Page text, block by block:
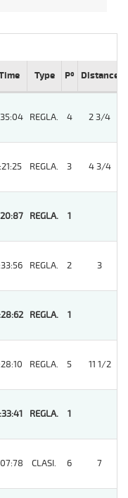
Type Pº Distance
REGLA. 4 2 3/4
REGLA. 3 4 3/4
REGLA. 1
REGLA. 2 3
REGLA. 1
REGLA. 5 11 1/2
REGLA. 1
CLASI. 6 7